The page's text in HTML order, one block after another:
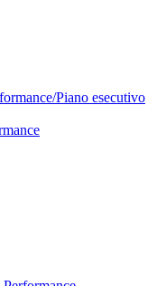
Piano esecutivo